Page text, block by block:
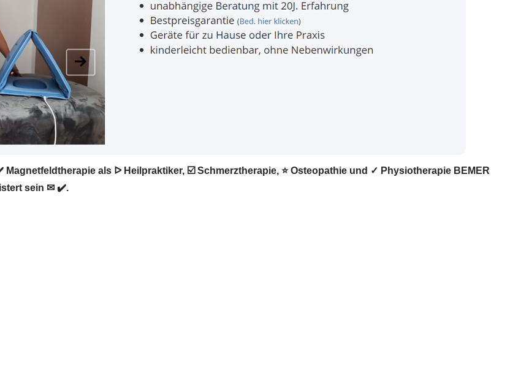
als ᐅ Heilpraktiker, ☑️ Schmerztherapie, ⭐ Osteopathie und ✓ Physiotherapie BEMER
sein ✉ ✔️.